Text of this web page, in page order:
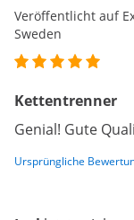
Veröffentlicht auf
Sweden
Kettentrenner
Genial! Gute
Ursprüngliche